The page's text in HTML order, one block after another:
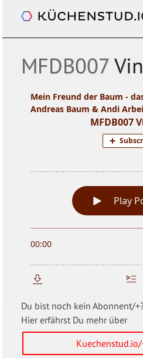
/+ ÜBER SHOP
MFDB007
Du bist noch kein Abonnent/
Hier erfährst Du mehr über